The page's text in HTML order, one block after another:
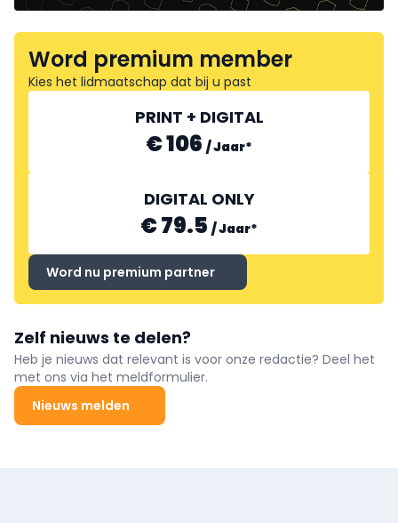
Word premium member
Kies het lidmaatschap dat bij u past
PRINT + DIGITAL
€ 106 /Jaar*
DIGITAL ONLY
€ 79.5 /Jaar*
Word nu premium partner
Zelf nieuws te delen?
Heb je nieuws dat relevant is voor onze redactie? Deel het
met ons via het meldformulier.
Nieuws melden